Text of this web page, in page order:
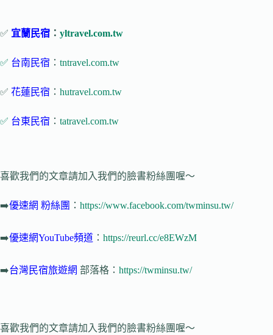
✅ 宜蘭民宿 ： yltravel.com.tw
✅ 台南民宿 ： tntravel.com.tw
✅ 花蓮民宿 ： hutravel.com.tw
✅ 台東民宿 ： tatravel.com.tw
喜歡我們的文章請加入我們的臉書粉絲團喔～
➡️優速網 粉絲團 ： https://www.facebook.com/twminsu.tw/
➡️優速網YouTube頻道 ： https://reurl.cc/e8EWzM
➡️台灣民宿旅遊網 部落格： https://twminsu.tw/
喜歡我們的文章請加入我們的臉書粉絲團喔～